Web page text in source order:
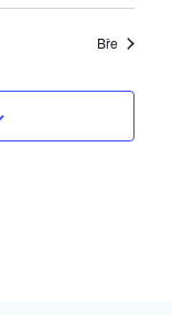
Bře